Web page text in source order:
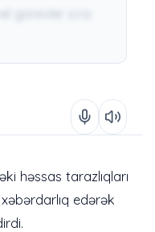
həssas tarazlıqları
xəbərdarlıq edərək